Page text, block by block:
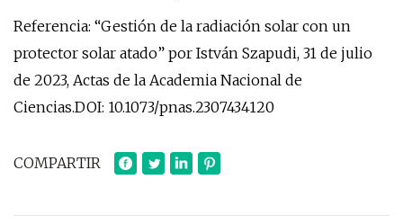
Referencia: “Gestión de la radiación solar con un
protector solar atado” por István Szapudi, 31 de julio
de 2023, Actas de la Academia Nacional de
Ciencias.DOI: 10.1073/pnas.2307434120
COMPARTIR